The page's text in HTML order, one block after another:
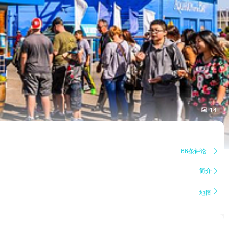
 14
66条评论 
简介 
地图 